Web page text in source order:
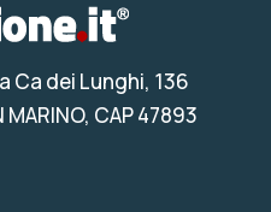
Ca dei Lunghi, 136
MARINO, CAP 47893